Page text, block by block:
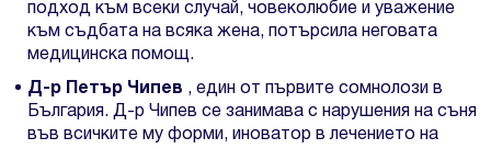
подход към всеки случай, човеколюбие и уважение
към съдбата на всяка жена, потърсила неговата
медицинска помощ.
Д-р Петър Чипев , един от първите сомнолози в
България. Д-р Чипев се занимава с нарушения на съня
във всичките му форми, иноватор в лечението на